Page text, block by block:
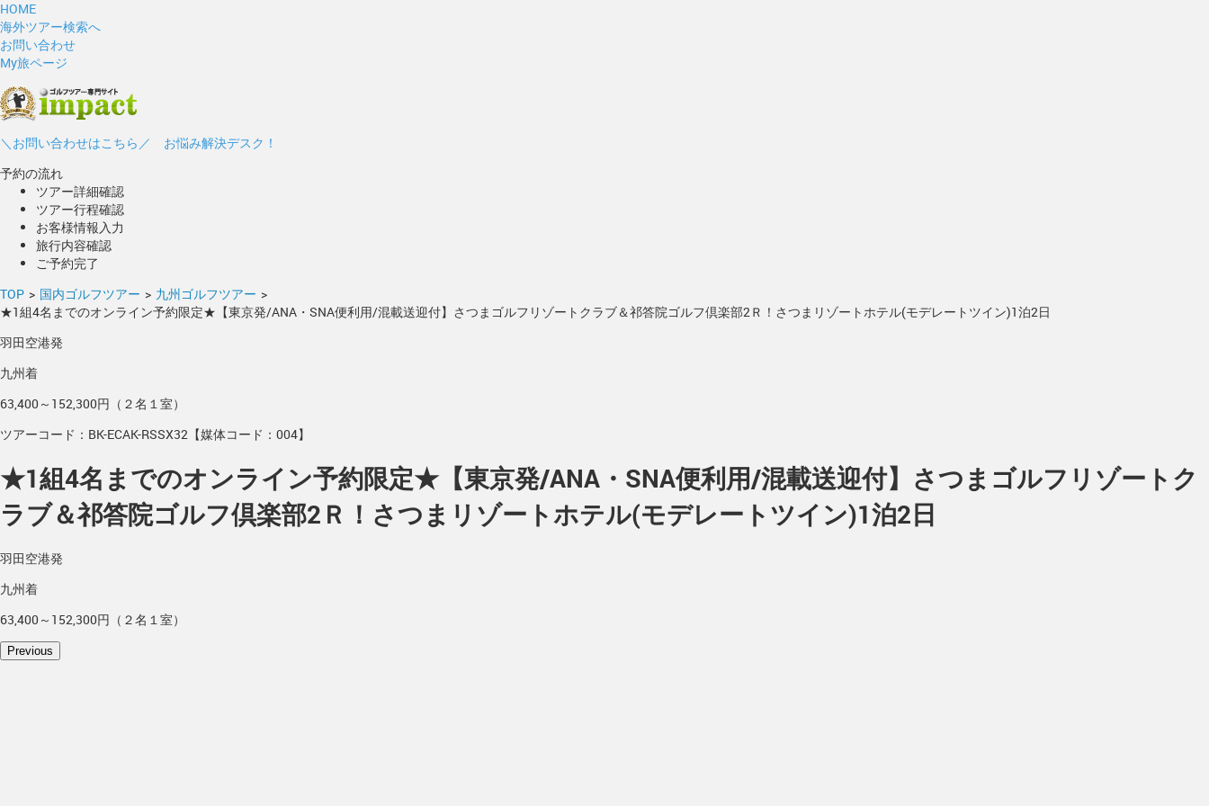
HOME
海外ツアー検索へ
お問い合わせ
My旅ページ
＼お問い合わせはこちら／ お悩み解決デスク！
予約の流れ
ツアー詳細確認
ツアー行程確認
お客様情報入力
旅行内容確認
ご予約完了
TOP > 国内ゴルフツアー > 九州ゴルフツアー >
★1組4名までのオンライン予約限定★【東京発/ANA・SNA便利用/混載送迎付】さつまゴルフリゾートクラブ＆祁答院ゴルフ倶楽部2Ｒ！さつまリゾートホテル(モデレートツイン)1泊2日
羽田空港発
九州着
63,400～152,300円（２名１室）
ツアーコード：BK-ECAK-RSSX32【媒体コード：004】
★1組4名までのオンライン予約限定★【東京発/ANA・SNA便利用/混載送迎付】さつまゴルフリゾートク
ラブ＆祁答院ゴルフ倶楽部2Ｒ！さつまリゾートホテル(モデレートツイン)1泊2日
羽田空港発
九州着
63,400～152,300円（２名１室）
Previous